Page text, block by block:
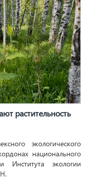
растительность
экологического
национального
Института экологии